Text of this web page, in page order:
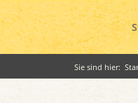
Sie sind hier: